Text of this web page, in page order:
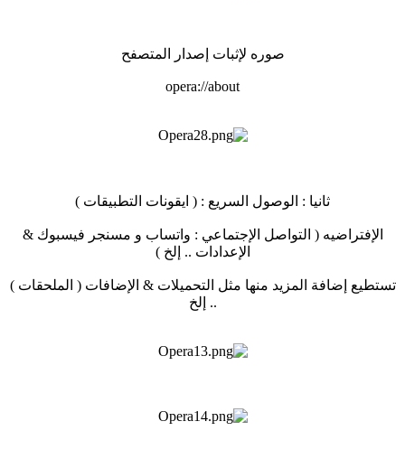
صوره لإثبات إصدار المتصفح
opera://about
ثانيا : الوصول السريع : ( ايقونات التطبيقات )
الإفتراضيه ( التواصل الإجتماعي : واتساب و مسنجر فيسبوك &
الإعدادات .. إلخ )
تستطيع إضافة المزيد منها مثل التحميلات & الإضافات ( الملحقات )
.. إلخ